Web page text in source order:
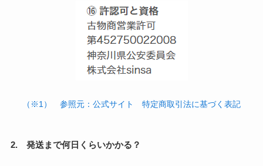
（※1） 参照元：公式サイト 特定商取引法に基づく表記
2. 発送まで何日くらいかかる？